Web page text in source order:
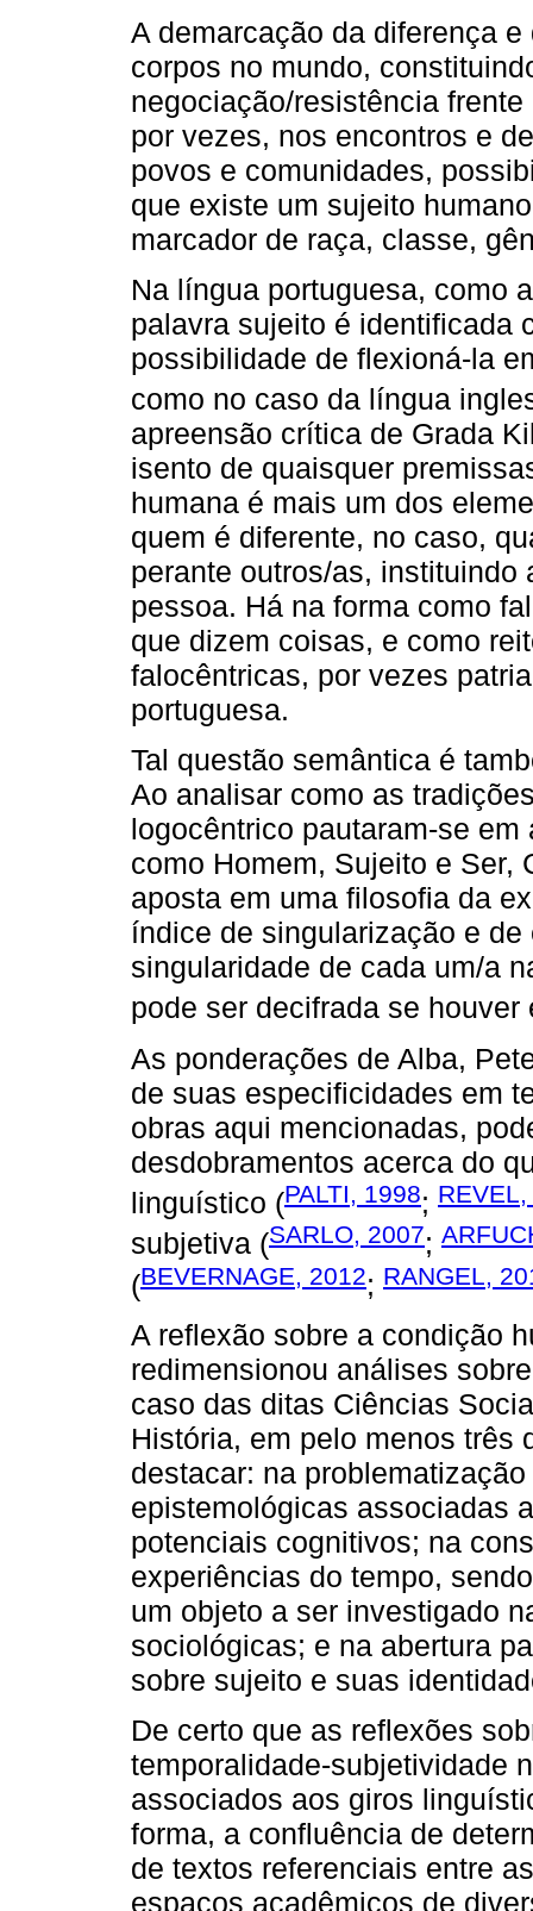
A demarcação da diferença
corpos no mundo,
negociação/resistência
por vezes, nos encontros e
povos e comunidades,
que existe um sujeito
marcador de raça, classe,
Na língua portuguesa, como
palavra sujeito é identificada
possibilidade de flexioná-la
como no caso da língua
apreensão crítica de Grada
isento de quaisquer
humana é mais um dos
quem é diferente, no caso,
perante outros/as,
pessoa. Há na forma como
que dizem coisas, e como
falocêntricas, por vezes
portuguesa.
Tal questão semântica é
Ao analisar como as
logocêntrico pautaram-se
como Homem, Sujeito e Ser,
aposta em uma filosofia da
índice de singularização e
singularidade de cada um/a
pode ser decifrada se houver
As ponderações de Alba,
de suas especificidades em
obras aqui mencionadas,
desdobramentos acerca do
linguístico (PALTI, 1998;
subjetiva (SARLO, 2007;
(BEVERNAGE, 2012; RANGEL,
A reflexão sobre a condição
redimensionou análises
caso das ditas Ciências
História, em pelo menos três
destacar: na
epistemológicas associadas
potenciais cognitivos; na
experiências do tempo,
um objeto a ser investigado
sociológicas; e na abertura
sobre sujeito e suas
De certo que as reflexões
temporalidade-subjetividade
associados aos giros
forma, a confluência de
de textos referenciais entre
espaços acadêmicos de